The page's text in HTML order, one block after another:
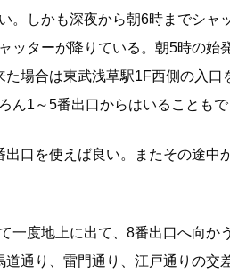
。しかも深夜から朝6時までシャ
ッターが降りている。朝5時の始
場合は東武浅草駅1F西側の入口
ん1～5番出口からはいることもで
口を使えば良い。またその途中
一度地上に出て、8番出口へ向か
通り、雷門通り、江戸通りの交